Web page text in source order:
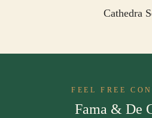
Cathedra
FEEL FREE
Fama & De